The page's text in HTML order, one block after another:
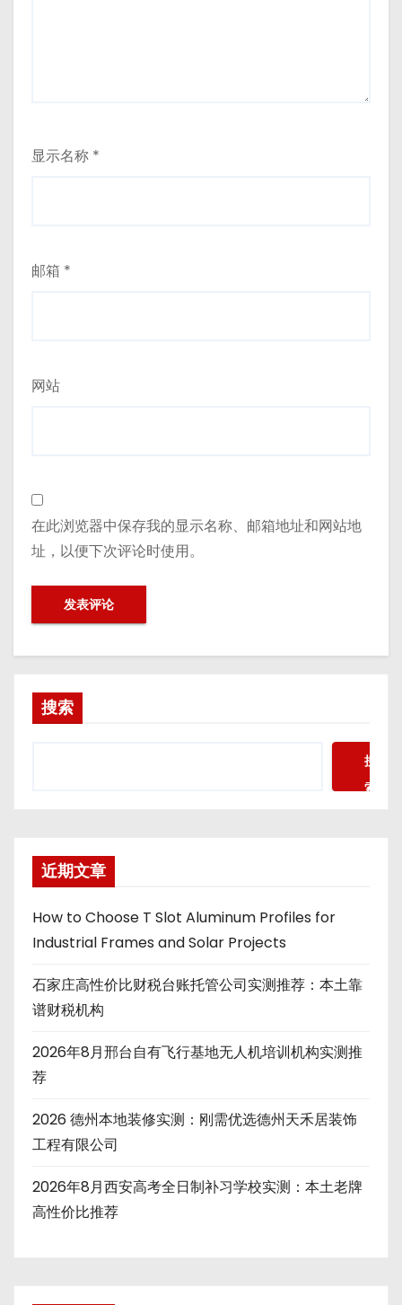
显示名称 *
邮箱 *
网站
在此浏览器中保存我的显示名称、邮箱地址和网站地
址，以便下次评论时使用。
搜索
搜
索
近期文章
How to Choose T Slot Aluminum Profiles for
Industrial Frames and Solar Projects
石家庄高性价比财税台账托管公司实测推荐：本土靠
谱财税机构
2026年8月邢台自有飞行基地无人机培训机构实测推
荐
2026 德州本地装修实测：刚需优选德州天禾居装饰
工程有限公司
2026年8月西安高考全日制补习学校实测：本土老牌
高性价比推荐